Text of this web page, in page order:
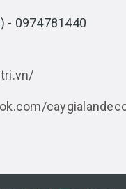
- 0974781440